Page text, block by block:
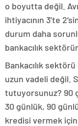
o boyutta değil.
ihtiyacının 3’te
durum daha
bankacılık
Bankacılık
uzun vadeli değil.
tutuyorsunuz? 90
30 günlük, 90
kredisi vermek